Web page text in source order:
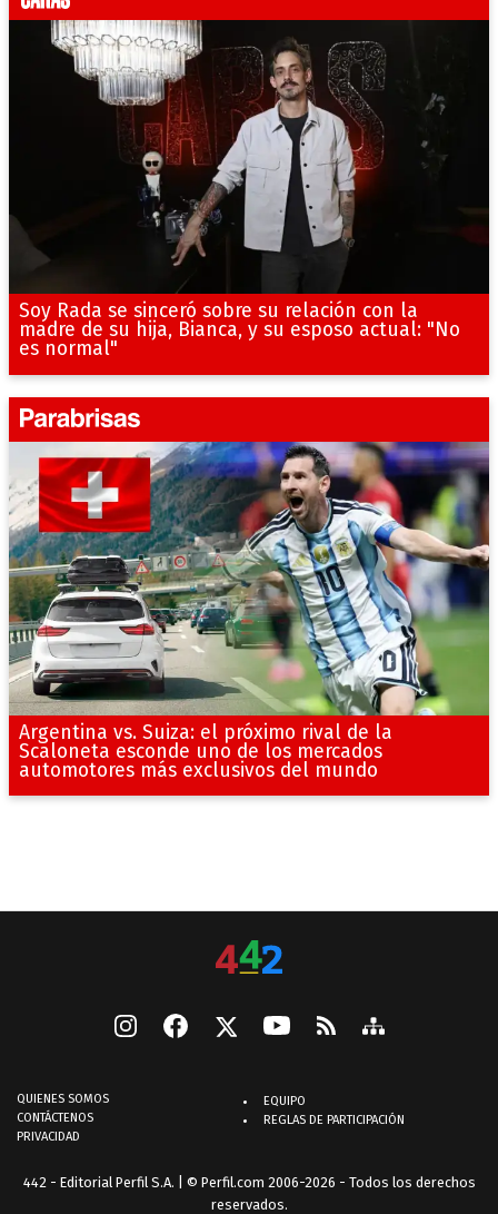
Soy Rada se sinceró sobre su relación con la
madre de su hija, Bianca, y su esposo actual: "No
es normal"
Argentina vs. Suiza: el próximo rival de la
Scaloneta esconde uno de los mercados
automotores más exclusivos del mundo
QUIENES SOMOS
CONTÁCTENOS
PRIVACIDAD
EQUIPO
REGLAS DE PARTICIPACIÓN
442 - Editorial Perfil S.A. | © Perfil.com 2006-2026 - Todos los derechos
reservados.